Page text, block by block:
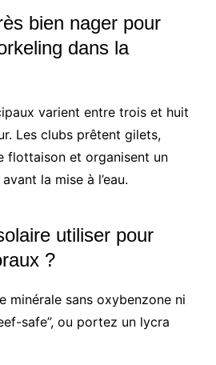
bien nager pour
dans la
varient entre trois et huit
Les clubs prêtent gilets,
flottaison et organisent un
la mise à l’eau.
utiliser pour
?
minérale sans oxybenzone ni
safe”, ou portez un lycra